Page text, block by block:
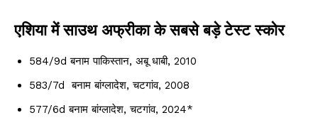
एशिया में साउथ अफ्रीका के सबसे बड़े टेस्ट स्कोर
584/9d बनाम पाकिस्तान, अबू धाबी, 2010
583/7d बनाम बांग्लादेश, चटगांव, 2008
577/6d बनाम बांग्लादेश, चटगांव, 2024*